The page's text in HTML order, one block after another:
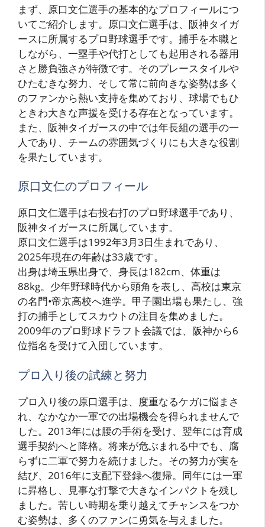
まず、原口文仁選手の基本的なプロフィールにつ
いてご紹介します。原口文仁選手は、阪神タイガ
ースに所属するプロ野球選手です。捕手を本職と
しながら、一塁手や代打としても起用される器用
さと勝負強さが特徴です。そのプレースタイルや
ひたむきな努力、そして常に前向きな姿勢は多く
のファンから熱い支持を集めており、球場でもひ
ときわ大きな声援を受ける存在となっています。
また、阪神タイガースの中では年長組の選手の一
人であり、チームの雰囲気づくりにも大きな役割
を果たしています。
原口文仁のプロフィール
原口文仁選手は右投右打のプロ野球選手であり、
阪神タイガースに所属しています。
原口文仁選手は1992年3月3日生まれであり、
2025年現在の年齢は33歳です。
出身は埼玉県出身で、身長は182cm、体重は
88kg。少年野球時代から頭角を表し、高校は東京
の名門•帝京高校へ進学。甲子園出場も果たし、強
打の捕手としてスカウトの注目を集めました。
2009年のプロ野球ドラフト会議では、阪神から6
位指名を受けて入団しています。
プロ入り後の試練と努力
プロ入り後の原口選手は、度重なるケガに悩まさ
れ、なかなか一軍での出場機会を得られませんで
した。2013年には腰の手術を受け、翌年には育成
選手契約へと降格。将来が危ぶまれる中でも、腐
らずに二軍で努力を続けました。その努力が実を
結び、2016年に支配下登録へ復帰。同年には一軍
に昇格し、見事な打撃で大きなインパクトを残し
ました。苦しい時期を乗り越えてチャンスをつか
む姿勢は、多くのファンに勇気を与えました。